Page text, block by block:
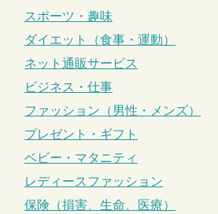
スポーツ・趣味
ダイエット（食事・運動）
ネット通販サービス
ビジネス・仕事
ファッション（男性・メンズ）
プレゼント・ギフト
ベビー・マタニティ
レディースファッション
保険（損害、生命、医療）